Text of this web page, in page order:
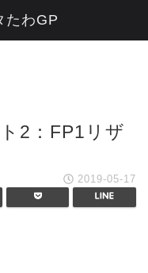
2：FP1リザ
2019-05-17
たわGP